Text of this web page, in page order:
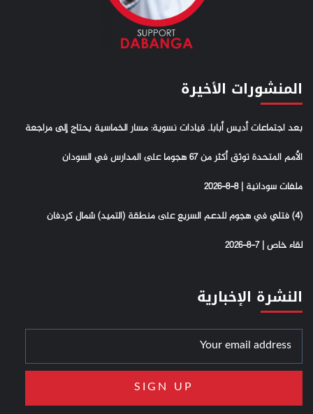
المنشورات الأخيرة
بعد اجتماعات أديس أبابا.. قيادات نسوية: مسار الخماسية يحتاج إلى مراجعة
الأمم المتحدة توثق أكثر من 67 هجوما على المدارس في السودان
ملفات سودانية | 8-8-2026
(4) فتلي في هجوم للدعم السريع على منطقة (التميد) شمال كردفان
لقاء خاص | 7-8-2026
النشرة الإخبارية